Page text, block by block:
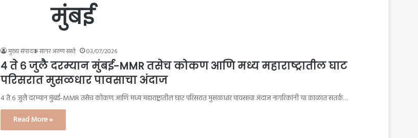
मुंबई
मुख्य संपादक सागर अरुण सस्ते 03/07/2026
४ ते ६ जुलै दरम्यान मुंबई-MMR तसेच कोकण आणि मध्य महाराष्ट्रातील घाट
परिसरात मुसळधार पावसाचा अंदाज
४ ते ६ जुलै दरम्यान मुंबई-MMR तसेच कोकण आणि मध्य महाराष्ट्रातील घाट परिसरात मुसळधार पावसाचा अंदाज नागरिकांनी या काळात सतर्क…
Read More »